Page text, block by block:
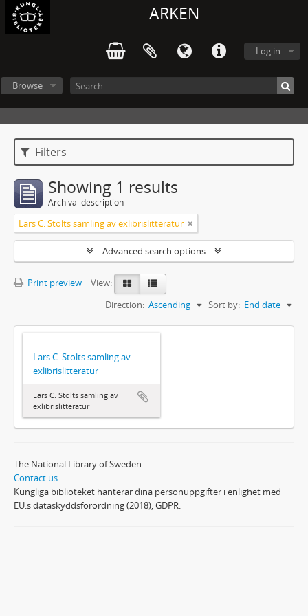
ARKEN
Log in
Browse
Filters
Showing 1 results
Archival description
Lars C. Stolts samling av exlibrislitteratur
Advanced search options
Print preview
View:
Sort by: End date
Direction: Ascending
Lars C. Stolts samling av
exlibrislitteratur
Lars C. Stolts samling av
exlibrislitteratur
The National Library of Sweden
Contact us
Kungliga biblioteket hanterar dina personuppgifter i enlighet med
EU:s dataskyddsförordning (2018), GDPR.